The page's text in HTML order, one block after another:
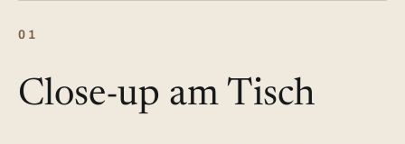
01
Close-up am Tisch